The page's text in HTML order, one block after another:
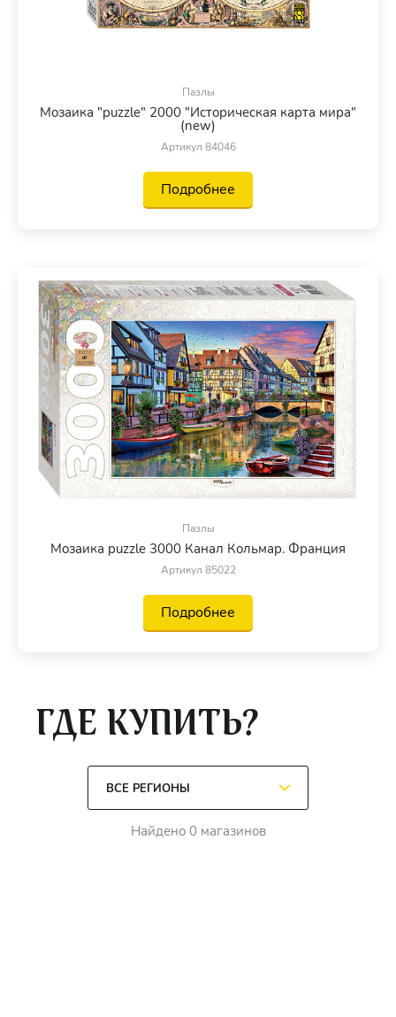
Пазлы
Мозаика "puzzle" 2000 "Историческая карта мира"
(new)
Артикул 84046
Подробнее
Пазлы
Мозаика puzzle 3000 Канал Кольмар. Франция
Артикул 85022
Подробнее
ГДЕ КУПИТЬ?
Найдено 0 магазинов